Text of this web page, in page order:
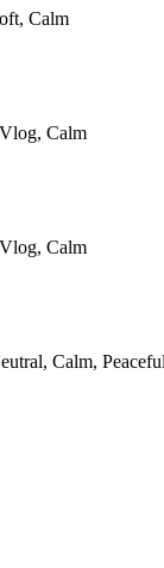
Calm
Calm
Calm
Calm, Peaceful